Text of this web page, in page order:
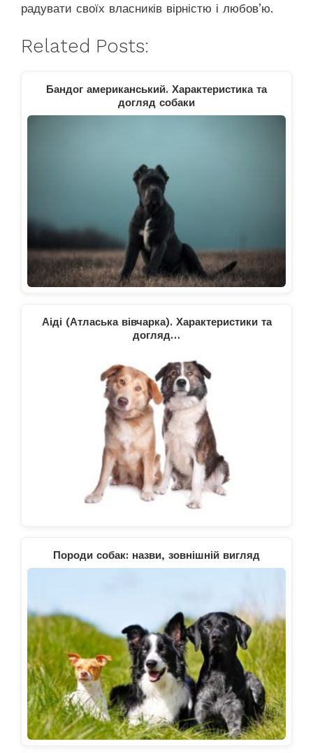
радувати своїх власників вірністю і любов’ю.
Related Posts:
Бандог американський. Характеристика та
догляд собаки
Аіді (Атласька вівчарка). Характеристики та
догляд…
Породи собак: назви, зовнішній вигляд